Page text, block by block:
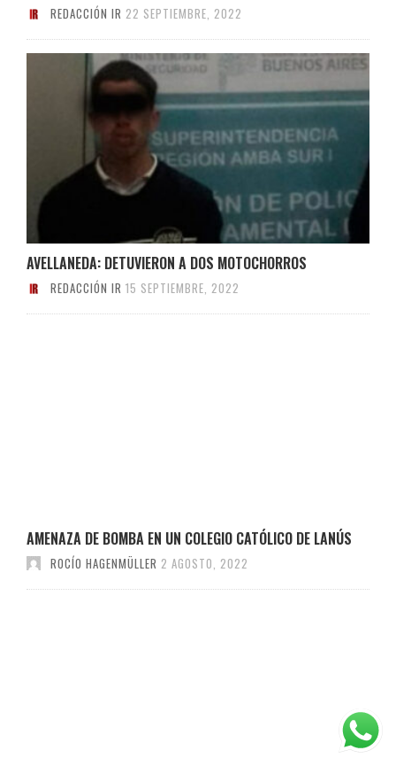
REDACCIÓN IR 22 SEPTIEMBRE, 2022
AVELLANEDA: DETUVIERON A DOS MOTOCHORROS
REDACCIÓN IR 15 SEPTIEMBRE, 2022
AMENAZA DE BOMBA EN UN COLEGIO CATÓLICO DE LANÚS
ROCÍO HAGENMÜLLER 2 AGOSTO, 2022